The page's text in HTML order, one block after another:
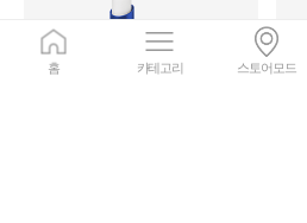
홈 카테고리 스토어모드